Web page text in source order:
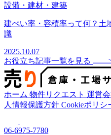
設備・建材・建築
建ぺい率・容積率って何？土
識
2025.10.07
お役立ち記事一覧を見る
ホーム 物件リクエスト 運営
人情報保護方針 Cookieポリシ
06-6975-7780